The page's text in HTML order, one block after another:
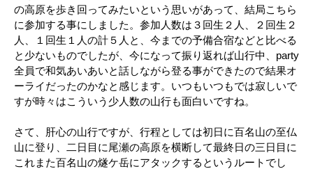
の高原を歩き回ってみたいという思いがあって、結局こちら
に参加する事にしました。参加人数は３回生２人、２回生２
人、１回生１人の計５人と、今までの予備合宿などと比べる
と少ないものでしたが、今になって振り返れば山行中、party
全員で和気あいあいと話しながら登る事ができたので結果オ
ーライだったのかなと感じます。いつもいつもでは寂しいで
すが時々はこういう少人数の山行も面白いですね。
さて、肝心の山行ですが、行程としては初日に百名山の至仏
山に登り、二日目に尾瀬の高原を横断して最終日の三日目に
これまた百名山の燧ケ岳にアタックするというルートでし